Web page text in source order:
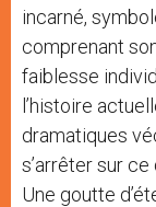
incarné,
comprenant
faiblesse
l’histoire
dramatiques
s’arrêter sur
Une goutte